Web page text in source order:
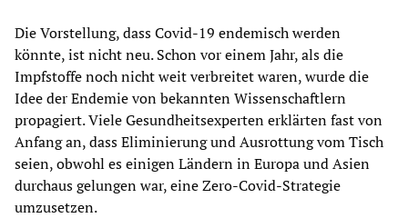
Die Vorstellung, dass Covid-19 endemisch werden
könnte, ist nicht neu. Schon vor einem Jahr, als die
Impfstoffe noch nicht weit verbreitet waren, wurde die
Idee der Endemie von bekannten Wissenschaftlern
propagiert. Viele Gesundheitsexperten erklärten fast von
Anfang an, dass Eliminierung und Ausrottung vom Tisch
seien, obwohl es einigen Ländern in Europa und Asien
durchaus gelungen war, eine Zero-Covid-Strategie
umzusetzen.